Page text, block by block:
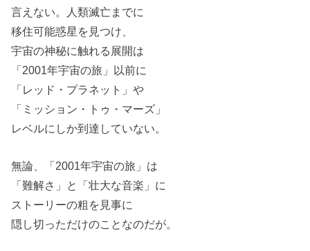
言えない。人類滅亡までに
移住可能惑星を見つけ、
宇宙の神秘に触れる展開は
「2001年宇宙の旅」以前に
「レッド・プラネット」や
「ミッション・トゥ・マーズ」
レベルにしか到達していない。
無論、「2001年宇宙の旅」は
「難解さ」と「壮大な音楽」に
ストーリーの粗を見事に
隠し切っただけのことなのだが。